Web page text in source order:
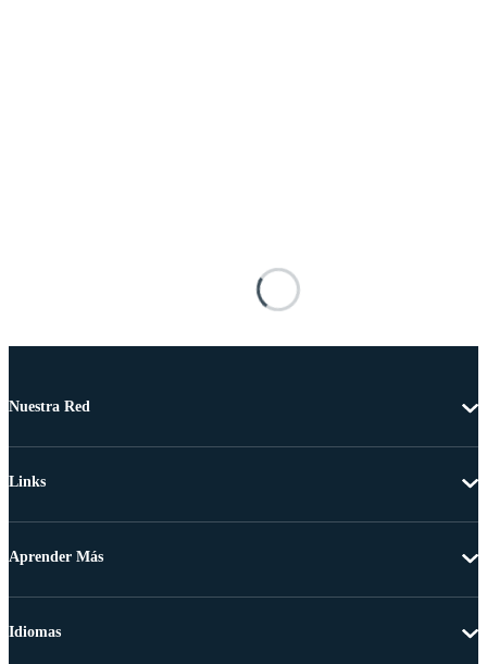
Nuestra Red
Links
Aprender Más
Idiomas